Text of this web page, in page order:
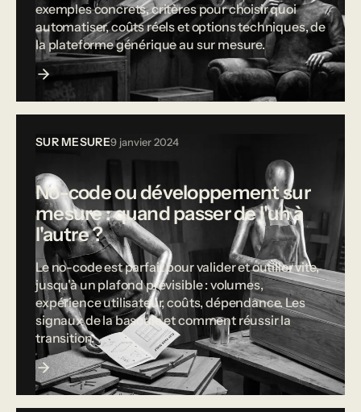
exemples concrets, critères pour choisir quoi
automatiser, coûts réels et options techniques, de
la plateforme générique au sur mesure.
SUR MESURE9 janvier 2024
No-code ou développement sur
mesure : quand passer de l'un à
l'autre ?
Le no-code est parfait pour valider et outiller vite,
jusqu'à un plafond prévisible : volumes,
expérience utilisateur, coûts, dépendance. Les
signaux de la bascule et comment réussir la
transition.